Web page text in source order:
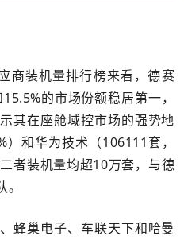
商装机量排行榜来看，德赛
的市场份额稳居第一，
其在座舱域控市场的强势地
和华为技术（106111套，
者装机量均超10万套，与德
蜂巢电子、车联天下和哈曼